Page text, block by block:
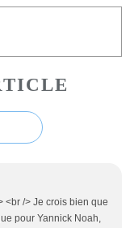
<br /> Je crois bien que
pour Yannick Noah,